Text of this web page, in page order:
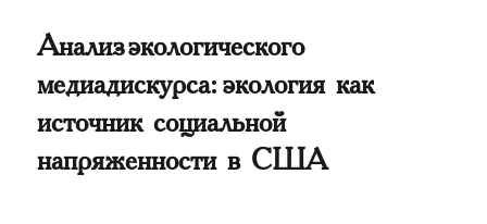
Анализ экологического
медиадискурса: экология как
источник социальной
напряженности в США